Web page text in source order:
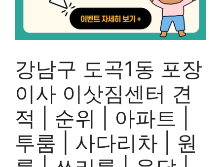
강남구 도곡1동 포장
이사 이삿짐센터 견
적 | 순위 | 아파트 |
투룸 | 사다리차 | 원